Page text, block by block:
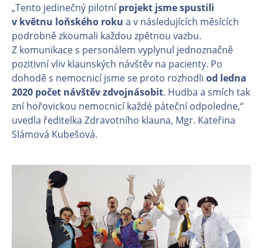
„Tento jedinečný pilotníprojekt jsme spustili
v květnu loňského roku a v následujících měsících
podrobně zkoumali každou zpětnou vazbu.
Z komunikace s personálem vyplynul jednoznačně
pozitivní vliv klaunských návštěv na pacienty. Po
dohodě s nemocnicí jsme se proto rozhodli od ledna
2020 počet návštěv zdvojnásobit. Hudba a smích tak
zní hořovickou nemocnicí každé páteční odpoledne,“
uvedla ředitelka Zdravotního klauna, Mgr. Kateřina
Slámová Kubešová.